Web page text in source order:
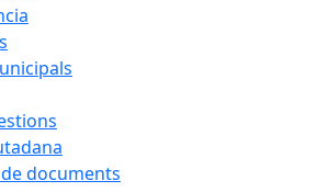
documents